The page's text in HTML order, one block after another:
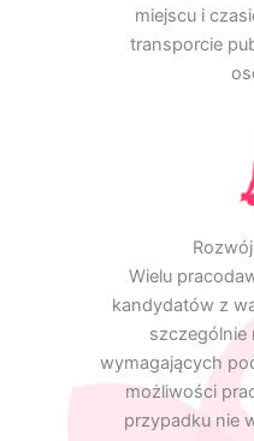
miejscu i
transporcie
Wielu
kandydatów z
szczególnie
wymagających
możliwości
przypadku nie